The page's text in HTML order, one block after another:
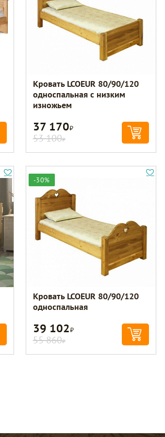
Кровать LCOEUR 80/90/120
односпальная с низким
изножьем
37 170Р
53 100Р
-30%
Кровать LCOEUR 80/90/120
односпальная
39 102Р
55 860Р